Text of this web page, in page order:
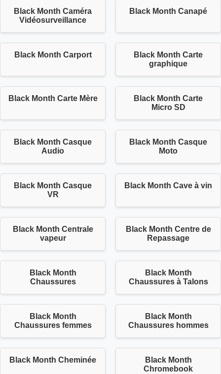
Black Month Caméra
Vidéosurveillance
Black Month Canapé
Black Month Carport
Black Month Carte
graphique
Black Month Carte Mère
Black Month Carte
Micro SD
Black Month Casque
Audio
Black Month Casque
Moto
Black Month Casque
VR
Black Month Cave à vin
Black Month Centrale
vapeur
Black Month Centre de
Repassage
Black Month
Chaussures
Black Month
Chaussures à Talons
Black Month
Chaussures femmes
Black Month
Chaussures hommes
Black Month Cheminée
Black Month
Chromebook